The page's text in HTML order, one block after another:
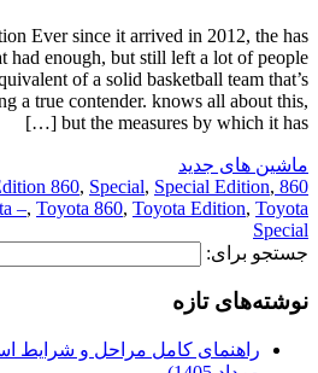
Ever since it arrived in 2012, the has
had enough, but still left a lot of people
of a solid basketball team that’s
a true contender. knows all about this,
but the measures by which it has […]
ماشین های جدید
860 Edition
860, Special, Special Edition,
–, Toyota 860, Toyota Edition, Toyota
Special
جستجو برای:
نوشته‌های تازه